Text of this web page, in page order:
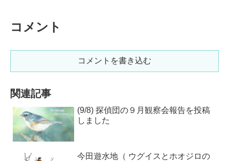
コメント
コメントを書き込む
関連記事
(9/8) 探偵団の９月観察会報告を投稿
しました
今田遊水地（ ウグイスとホオジロの